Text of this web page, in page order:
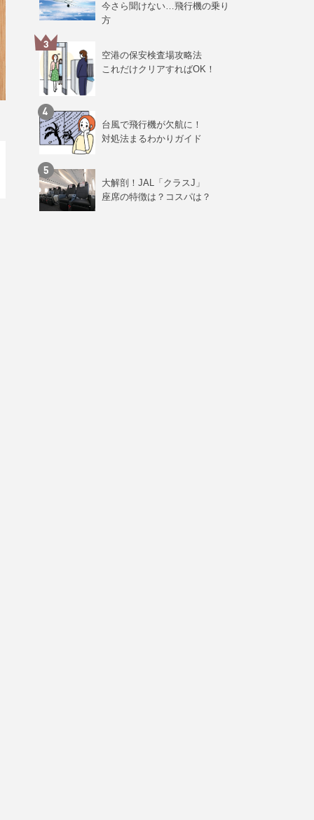
今さら聞けない…飛行機の乗り
方
空港の保安検査場攻略法
これだけクリアすればOK！
台風で飛行機が欠航に！
対処法まるわかりガイド
大解剖！JAL「クラスJ」
座席の特徴は？コスパは？